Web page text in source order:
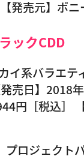
発売元】ポ
ックCDD
イ系バラエテ
売日】2018年
円［税込］
プロジェクト